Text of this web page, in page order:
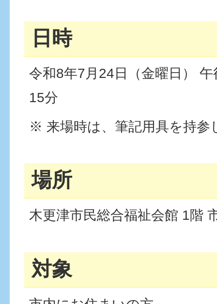
日時
令和8年7月24日（金曜日）
15分
※ 来場時は、筆記用具を持参
場所
木更津市民総合福祉会館 1階
対象